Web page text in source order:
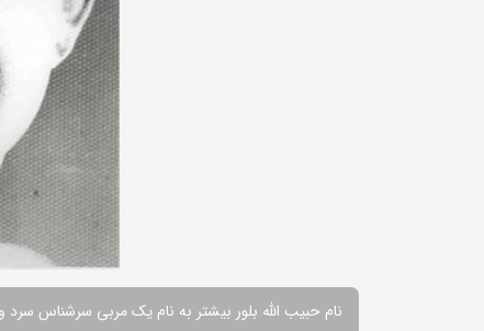
نام حبیب الله بلور بیشتر به نام یک مربی سرشناس